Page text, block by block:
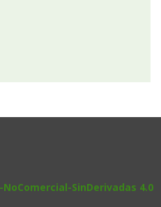
SinDerivadas 4.0